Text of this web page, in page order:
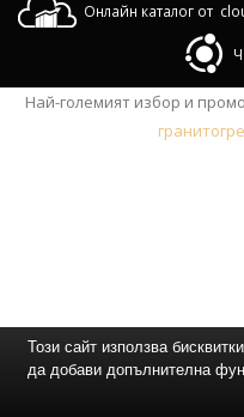
Онлайн каталог от
Най-големият избор и
Този сайт използва
да добави допълнителна